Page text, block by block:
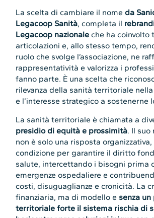
La scelta di cambiare il nomeda
Legacoop Sanità, completa il
Legacoop nazionale che ha coinvolto
articolazioni e, allo stesso tempo,
ruolo che svolge l’associazione, ne
rappresentatività e valorizza i
fanno parte. È una scelta che
rilevanza della sanità territoriale
e l’interesse strategico a sostenerne
La sanità territoriale è chiamata a
presidio di equità e prossimità. Il suo
non è solo una risposta organizzativa,
condizione per garantire il diritto
salute, intercettando i bisogni prima
emergenze ospedaliere e
costi, disuguaglianze e cronicità. La
finanziaria, ma di modello e senza
territoriale forte il sistema rischia di